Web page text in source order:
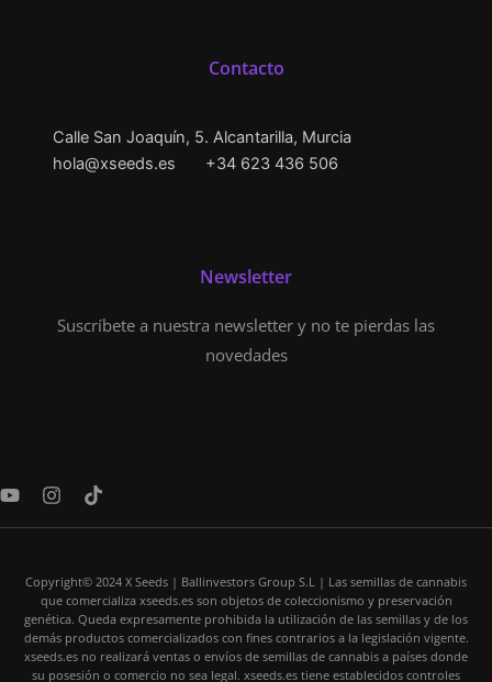
Contacto
Calle San Joaquín, 5. Alcantarilla, Murcia
hola@xseeds.es
+34 623 436 506
Newsletter
Suscríbete a nuestra newsletter y no te pierdas las
novedades
Y
u
I
s
g
r
a
m
T
k
o
k
Copyright© 2024 X Seeds | Ballinvestors Group S.L | Las semillas de cannabis
que comercializa xseeds.es son objetos de coleccionismo y preservación
genética. Queda expresamente prohibida la utilización de las semillas y de los
demás productos comercializados con fines contrarios a la legislación vigente.
xseeds.es no realizará ventas o envíos de semillas de cannabis a países donde
su posesión o comercio no sea legal. xseeds.es tiene establecidos controles